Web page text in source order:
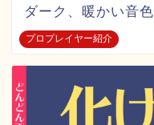
プロプレイヤー紹介
ダーク、暖かい音